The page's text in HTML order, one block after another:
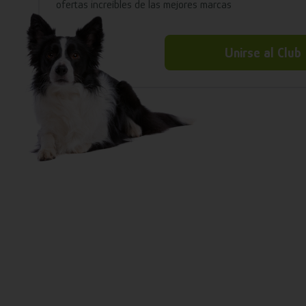
ofertas increíbles de las mejores marcas
Unirse al Club